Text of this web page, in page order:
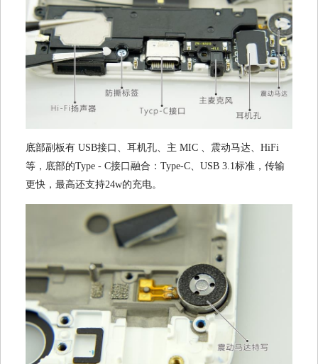
底部副板有 USB接口、耳机孔、主 MIC 、震动马达、HiFi
等，底部的Type - C接口融合：Type-C、USB 3.1标准，传输
更快，最高还支持24w的充电。